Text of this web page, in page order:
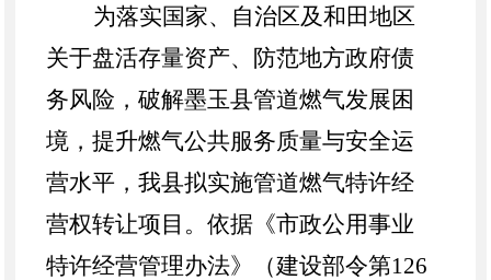
为落实国家、自治区及和田地区
关于盘活存量资产、防范地方政府债
务风险，破解墨玉县管道燃气发展困
境，提升燃气公共服务质量与安全运
营水平，我县拟实施管道燃气特许经
营权转让项目。依据《市政公用事业
特许经营管理办法》（建设部令第126